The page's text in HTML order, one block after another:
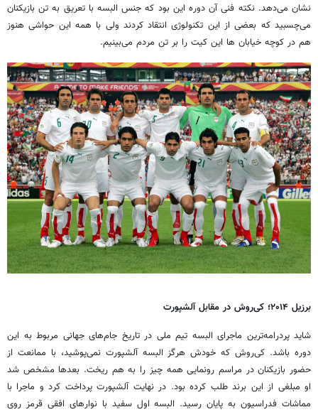
نشان می‌دهد. نکته فنی آن دوره این بود که جنس البسه با تعریق به تن بازیکنان
می‌چسبید که بعضی از این تکنولوژی انتقاد کردند ولی با همه این حواشی هنوز
هم در کوچه خیابان ها این کیت را بر تن مردم می‌بینیم.
برزیل
‌روش در مقابل آلشپورت
شاید پردرامه‌ترین ماجرای البسه تیم ملی در تاریخ جام‌های جهانی مربوط به این
دوره باشد. کی‌روش که خودش هرگز البسه آلشپورت نمی‌پوشید، با ممانعت از
حضور بازیکنان در مراسم رونمایی همه چیز را به هم ریخت. بعدها مشخص شد
او مبلغی از این برند طلب کرده بود. در نهایت آلشپورت پرداخت کرد و ماجرا با
مماشات فدراسیون به پایان رسید. البسه اول سفید با نوارهای افقی قرمز روی